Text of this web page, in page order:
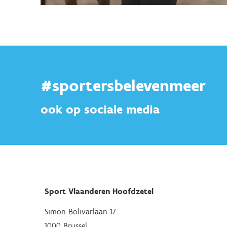
#sportersbelevenmeer
ook op sociale media
Sport Vlaanderen Hoofdzetel
Simon Bolivarlaan 17